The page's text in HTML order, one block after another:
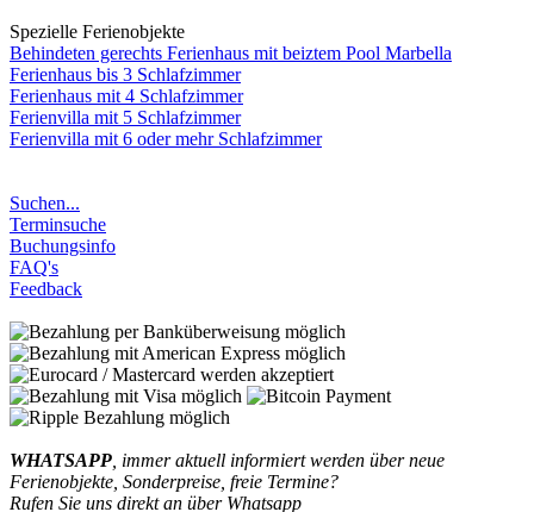
Spezielle Ferienobjekte
Behindeten gerechts Ferienhaus mit beiztem Pool Marbella
Ferienhaus bis 3 Schlafzimmer
Ferienhaus mit 4 Schlafzimmer
Ferienvilla mit 5 Schlafzimmer
Ferienvilla mit 6 oder mehr Schlafzimmer
Suchen...
Terminsuche
Buchungsinfo
FAQ's
Feedback
WHATSAPP , immer aktuell informiert werden über neue
Ferienobjekte, Sonderpreise, freie Termine?
Rufen Sie uns direkt an über Whatsapp